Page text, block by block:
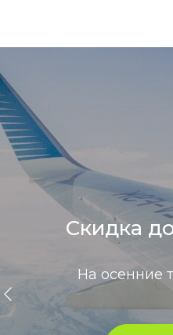
Скидка
На осенние